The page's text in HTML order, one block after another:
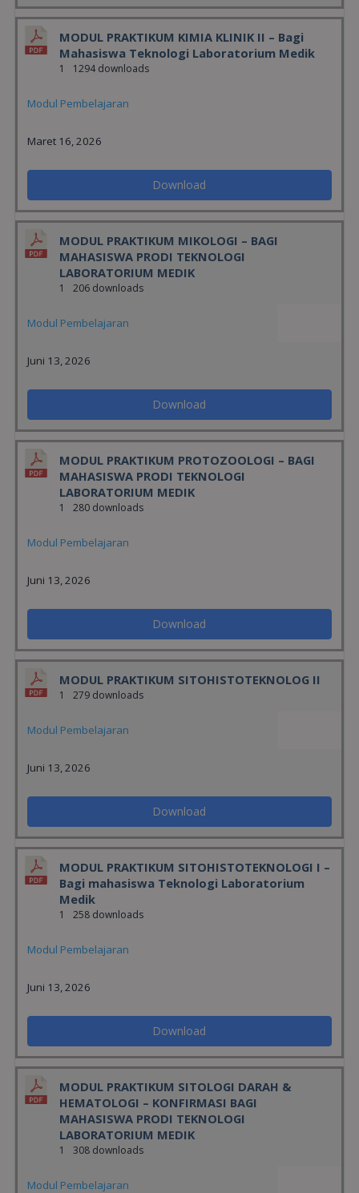
MODUL PRAKTIKUM KIMIA KLINIK II – Bagi
Mahasiswa Teknologi Laboratorium Medik
1 1294 downloads
Modul Pembelajaran
Maret 16, 2026
Download
MODUL PRAKTIKUM MIKOLOGI – BAGI
MAHASISWA PRODI TEKNOLOGI
LABORATORIUM MEDIK
1 206 downloads
Modul Pembelajaran
Juni 13, 2026
Download
MODUL PRAKTIKUM PROTOZOOLOGI – BAGI
MAHASISWA PRODI TEKNOLOGI
LABORATORIUM MEDIK
1 280 downloads
Modul Pembelajaran
Juni 13, 2026
Download
MODUL PRAKTIKUM SITOHISTOTEKNOLOG II
1 279 downloads
Modul Pembelajaran
Juni 13, 2026
Download
MODUL PRAKTIKUM SITOHISTOTEKNOLOGI I –
Bagi mahasiswa Teknologi Laboratorium
Medik
1 258 downloads
Modul Pembelajaran
Juni 13, 2026
Download
MODUL PRAKTIKUM SITOLOGI DARAH &
HEMATOLOGI – KONFIRMASI BAGI
MAHASISWA PRODI TEKNOLOGI
LABORATORIUM MEDIK
1 308 downloads
Modul Pembelajaran